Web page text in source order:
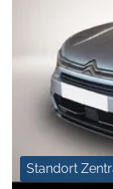
Standort